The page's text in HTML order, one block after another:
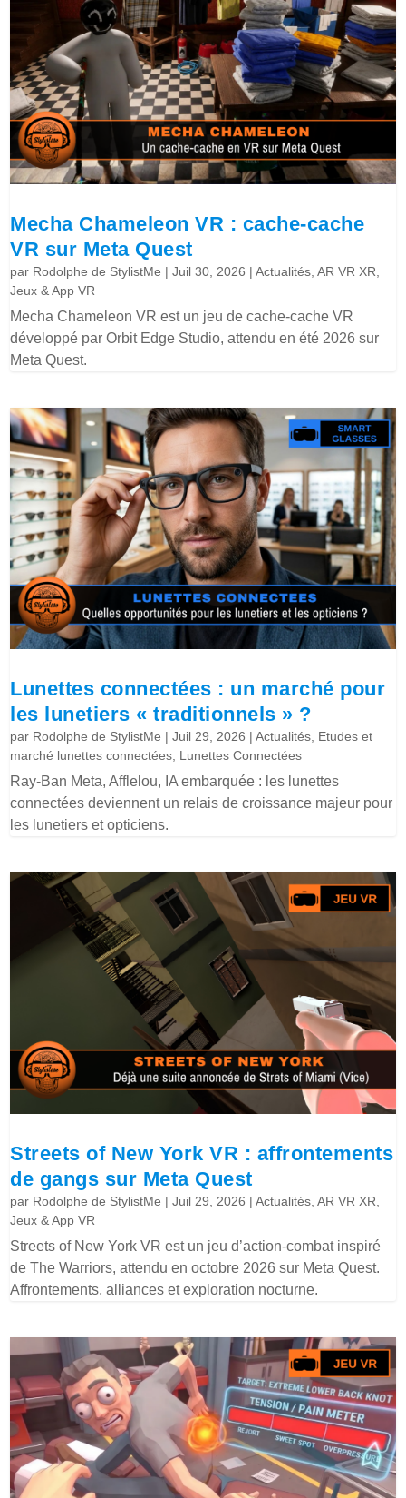
Mecha Chameleon VR : cache-cache
VR sur Meta Quest
par Rodolphe de StylistMe |Juil 30, 2026 |Actualités,AR VR XR,
Jeux & App VR
Mecha Chameleon VR est un jeu de cache-cache VR
développé par Orbit Edge Studio, attendu en été 2026 sur
Meta Quest.
Lunettes connectées : un marché pour
les lunetiers « traditionnels » ?
par Rodolphe de StylistMe |Juil 29, 2026 |Actualités, Etudes et
marché lunettes connectées, Lunettes Connectées
Ray-Ban Meta, Afflelou, IA embarquée : les lunettes
connectées deviennent un relais de croissance majeur pour
les lunetiers et opticiens.
Streets of New York VR : affrontements
de gangs sur Meta Quest
par Rodolphe de StylistMe |Juil 29, 2026 |Actualités,AR VR XR,
Jeux & App VR
Streets of New York VR est un jeu d’action-combat inspiré
de The Warriors, attendu en octobre 2026 sur Meta Quest.
Affrontements, alliances et exploration nocturne.